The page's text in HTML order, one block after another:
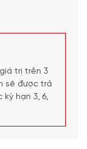
Country
với thủy tinh ở
tráng men
có mùi vị, ngăn
Khi được sử
tráng men này
trị trên 3
sẽ được trả
hạn 3, 6,